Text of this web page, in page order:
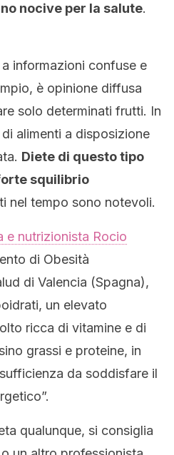
nocive per la salute.
informazioni confuse e
è opinione diffusa
solo determinati frutti. In
alimenti a disposizione
Diete di questo tipo
squilibrio
nel tempo sono notevoli.
e nutrizionista Rocio
di Obesità
di Valencia (Spagna),
un elevato
ricca di vitamine e di
grassi e proteine, in
da soddisfare il
qualunque, si consiglia